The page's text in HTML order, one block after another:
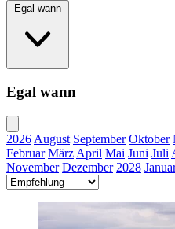
Egal wann
Egal wann
2026 August September Oktober
Februar März April Mai Juni Juli
November Dezember 2028